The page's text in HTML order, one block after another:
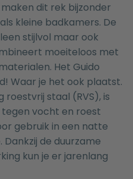
dit rek bijzonder
kleine badkamers. De
stijlvol maar ook
moeiteloos met
Het Guido
Waar je het ook plaatst.
staal (RVS), is
vocht en roest
gebruik in een natte
de duurzame
kun je er jarenlang